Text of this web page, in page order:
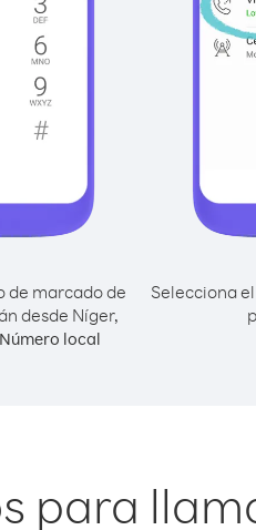
de marcado de
desde Níger,
Número local
Selecciona
para